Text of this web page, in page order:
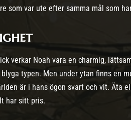
som var ute efter samma mål som
verkar Noah vara en charmig,
typen. Men under ytan finns en
är i hans ögon svart och vit. Äta
har sitt pris.